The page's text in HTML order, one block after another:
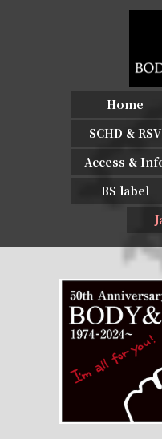
Home
SCHD & RSV
Access &
BS label